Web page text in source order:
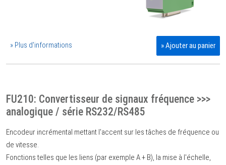
» Plus d'informations » Ajouter au panier
FU210: Convertisseur de signaux fréquence >>>
analogique / série RS232/RS485
Encodeur incrémental mettant l'accent sur les tâches de fréquence ou
de vitesse.
Fonctions telles que les liens (par exemple A + B), la mise à l'échelle,